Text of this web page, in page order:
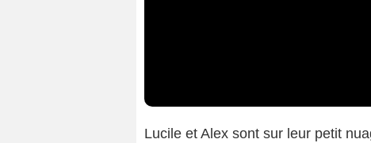
Lucile et Alex sont sur leur petit